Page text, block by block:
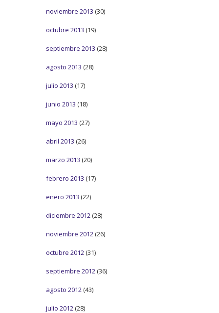
noviembre 2013 (30)
octubre 2013 (19)
septiembre 2013 (28)
agosto 2013 (28)
julio 2013 (17)
junio 2013 (18)
mayo 2013 (27)
abril 2013 (26)
marzo 2013 (20)
febrero 2013 (17)
enero 2013 (22)
diciembre 2012 (28)
noviembre 2012 (26)
octubre 2012 (31)
septiembre 2012 (36)
agosto 2012 (43)
julio 2012 (28)